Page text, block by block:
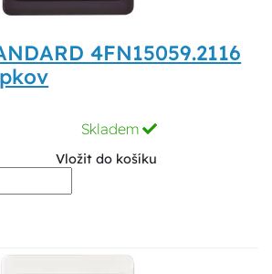
4FN15059.2116
Skladem
Vložit do košíku